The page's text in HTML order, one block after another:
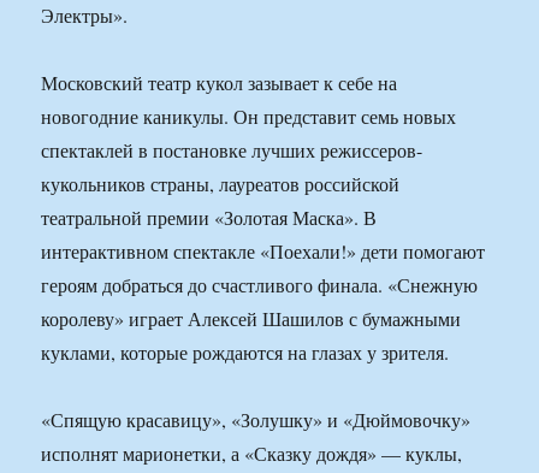
Электры».
Московский театр кукол зазывает к себе на
новогодние каникулы. Он представит семь новых
спектаклей в постановке лучших режиссеров-
кукольников страны, лауреатов российской
театральной премии «Золотая Маска». В
интерактивном спектакле «Поехали!» дети помогают
героям добраться до счастливого финала. «Снежную
королеву» играет Алексей Шашилов с бумажными
куклами, которые рождаются на глазах у зрителя.
«Спящую красавицу», «Золушку» и «Дюймовочку»
исполнят марионетки, а «Сказку дождя» — куклы,